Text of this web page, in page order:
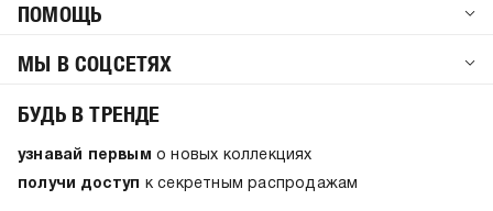
ПОМОЩЬ
МЫ В СОЦСЕТЯХ
БУДЬ В ТРЕНДЕ
узнавай первым о новых коллекциях
получи доступ
к секретным распродажам